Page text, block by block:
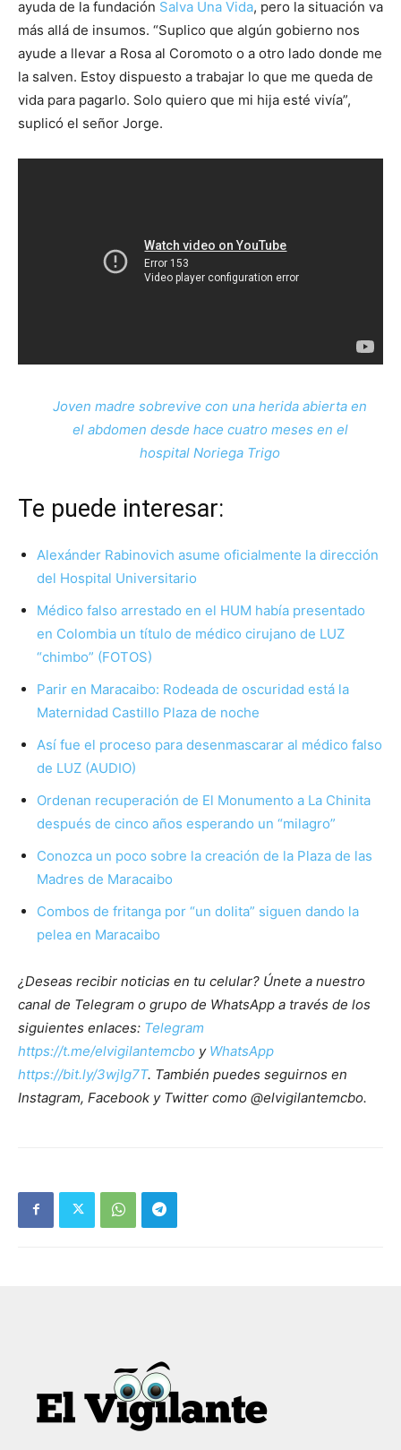
ayuda de la fundación Salva Una Vida, pero la situación va
más allá de insumos. “Suplico que algún gobierno nos
ayude a llevar a Rosa al Coromoto o a otro lado donde me
la salven. Estoy dispuesto a trabajar lo que me queda de
vida para pagarlo. Solo quiero que mi hija esté vivía”,
suplicó el señor Jorge.
Joven madre sobrevive con una herida abierta en
el abdomen desde hace cuatro meses en el
hospital Noriega Trigo
Te puede interesar:
Alexánder Rabinovich asume oficialmente la dirección
del Hospital Universitario
Médico falso arrestado en el HUM había presentado
en Colombia un título de médico cirujano de LUZ
“chimbo” (FOTOS)
Parir en Maracaibo: Rodeada de oscuridad está la
Maternidad Castillo Plaza de noche
Así fue el proceso para desenmascarar al médico falso
de LUZ (AUDIO)
Ordenan recuperación de El Monumento a La Chinita
después de cinco años esperando un “milagro”
Conozca un poco sobre la creación de la Plaza de las
Madres de Maracaibo
Combos de fritanga por “un dolita” siguen dando la
pelea en Maracaibo
¿Deseas recibir noticias en tu celular? Únete a nuestro
canal de Telegram o grupo de WhatsApp a través de los
siguientes enlaces: Telegram
https://t.me/elvigilantemcbo y WhatsApp
https://bit.ly/3wjIg7T. También puedes seguirnos en
Instagram, Facebook y Twitter como @elvigilantemcbo.